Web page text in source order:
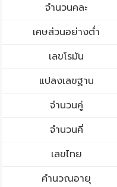
จำนวนคละ
เศษส่วนอย่างต่ำ
เลขโรมัน
แปลงเลขฐาน
จำนวนคู่
จำนวนคี่
เลขไทย
คำนวณอายุ